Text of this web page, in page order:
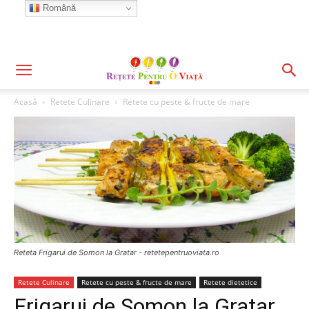
Acasă Retete Culinare Retete cu peste & fructe de mare
Reteta Frigarui de Somon la Gratar - retetepentruoviata.ro
Retete Culinare Retete cu peste & fructe de mare Retete dietetice
Română